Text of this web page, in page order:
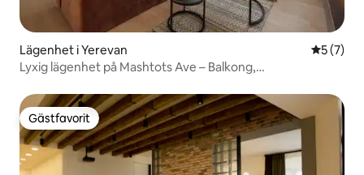
Lägenhet i Yerevan 5 av 5 i
5 (7)
Lyxig lägenhet på Mashtots Ave – Balkong,
Gästfavorit
Gästfavorit